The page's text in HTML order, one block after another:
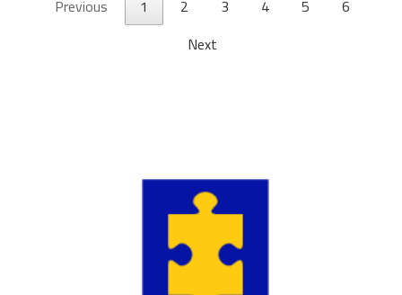
Previous
1 2 3 4 5
6
Next